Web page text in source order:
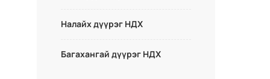
Налайх дүүрэг НДХ
Багахангай дүүрэг НДХ